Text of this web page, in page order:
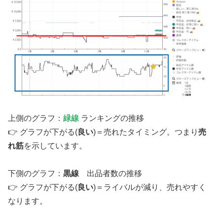
上側のグラフ： 緑線 ランキングの推移
👉 グラフが下がる( 良い)＝売れたタイミング。つまり 売
れ筋を示しています。
下側のグラフ： 黒線 出品者数の推移
👉 グラフが下がる( 良い)＝ライバルが減り、売れやすく
なります。